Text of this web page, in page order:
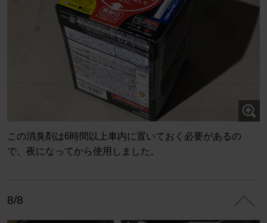
この消臭剤は6時間以上車内に置いておく必要があるの
で、夜になってから使用しました。
8/8